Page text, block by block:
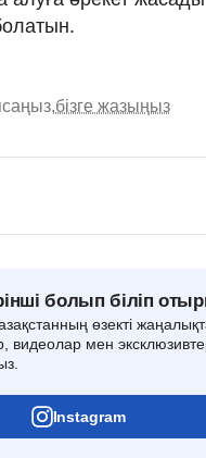
бізге жазыңыз
болып біліп
өзекті
видеолар мен
Instagram